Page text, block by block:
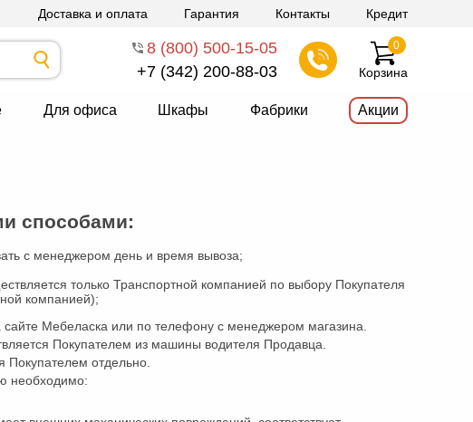
Доставка и оплата Гарантия Контакты Кредит
8 (800) 500-15-05
+7 (342) 200-88-03
Корзина
0
Для офиса Шкафы Фабрики Акции
способами:
с менеджером день и время вывоза;
только Транспортной компанией по выбору Покупателя
компанией);
сайте Мебеласка или по телефону с менеджером магазина.
Покупателем из машины водителя Продавца.
Покупателем отдельно.
необходимо: